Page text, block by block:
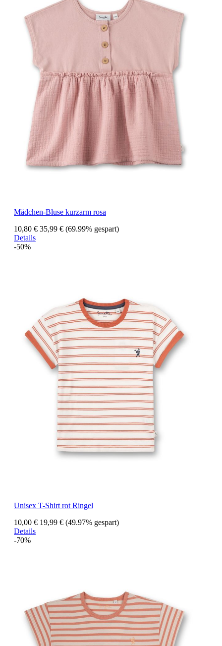
Mädchen-Bluse kurzarm rosa
10,80 € 35,99 € (69.99% gespart)
Details
-50%
Unisex T-Shirt rot Ringel
10,00 € 19,99 € (49.97% gespart)
Details
-70%